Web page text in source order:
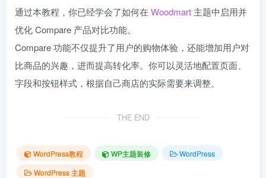
通过本教程，你已经学会了如何在 Woodmart 主题中启用并
优化 Compare 产品对比功能。
Compare 功能不仅提升了用户的购物体验，还能增加用户对
比商品的兴趣，进而提高转化率。你可以灵活地配置页面、
字段和按钮样式，根据自己商店的实际需要来调整。
THE END
WordPress教程 WP主题装修
WordPress
WordPress 主题